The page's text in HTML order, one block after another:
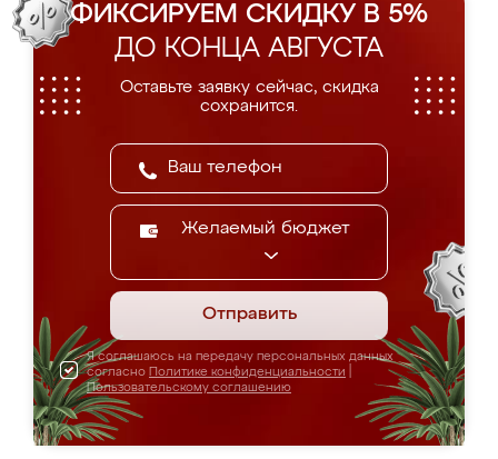
ФИКСИРУЕМ СКИДКУ В 5%
ДО КОНЦА АВГУСТА
Оставьте заявку сейчас, скидка
сохранится.
Желаемый бюджет
Отправить
Я соглашаюсь на передачу персональных данных
согласно Политике конфиденциальности
Пользовательскому соглашению